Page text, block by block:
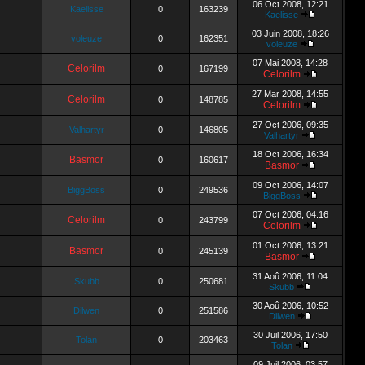
Kaelisse 0 163239
06 Oct 2008, 12:21
Kaelisse
voleuze 0 162351
03 Juin 2008, 18:26
voleuze
Celorilm 0 167199
07 Mai 2008, 14:28
Celorilm
Celorilm 0 148785
27 Mar 2008, 14:55
Celorilm
Valhartyr 0 146805
27 Oct 2006, 09:35
Valhartyr
Basmor 0 160617
18 Oct 2006, 16:34
Basmor
BiggBoss 0 249536
09 Oct 2006, 14:07
BiggBoss
Celorilm 0 243799
07 Oct 2006, 04:16
Celorilm
Basmor 0 245139
01 Oct 2006, 13:21
Basmor
Skubb 0 250681
31 Aoû 2006, 11:04
Skubb
Dilwen 0 251586
30 Aoû 2006, 10:52
Dilwen
Tolan 0 203463
30 Juil 2006, 17:50
Tolan